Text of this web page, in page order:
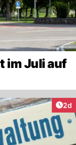
im Juli auf
2d